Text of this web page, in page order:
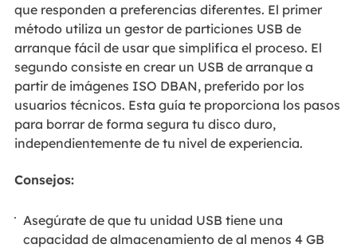
que responden a preferencias diferentes. El primer
método utiliza un gestor de particiones USB de
arranque fácil de usar que simplifica el proceso. El
segundo consiste en crear un USB de arranque a
partir de imágenes ISO DBAN, preferido por los
usuarios técnicos. Esta guía te proporciona los pasos
para borrar de forma segura tu disco duro,
independientemente de tu nivel de experiencia.
Consejos:
Asegúrate de que tu unidad USB tiene una
capacidad de almacenamiento de al menos 4 GB